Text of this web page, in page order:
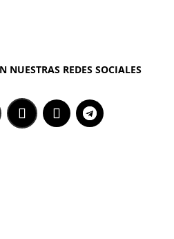
NUESTRAS REDES SOCIALES